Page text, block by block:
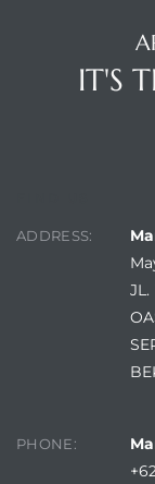
IT'S
ADDRESS:
PHONE: